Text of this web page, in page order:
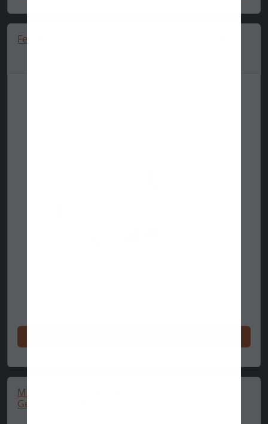
Ferrari, Lewis Hamilton, Baseball Cap, white 🔥
Mercedes model kit, pit pass, bburago, 1:43,
George Russell,...